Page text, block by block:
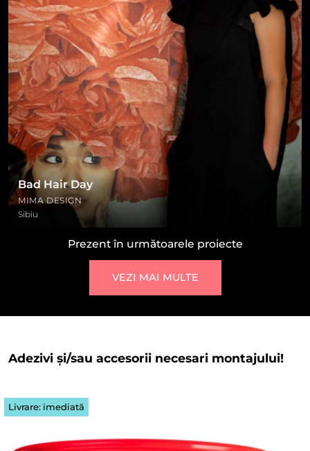
Bad Hair Day
MIMA DESIGN
Sibiu
Prezent în următoarele proiecte
VEZI MAI MULTE
Adezivi și/sau accesorii necesari montajului!
Livrare: imediată